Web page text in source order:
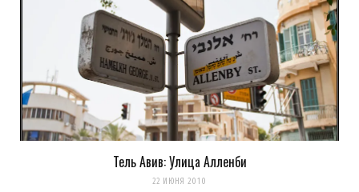
Тель Авив: Улица Алленби
22 ИЮНЯ 2010